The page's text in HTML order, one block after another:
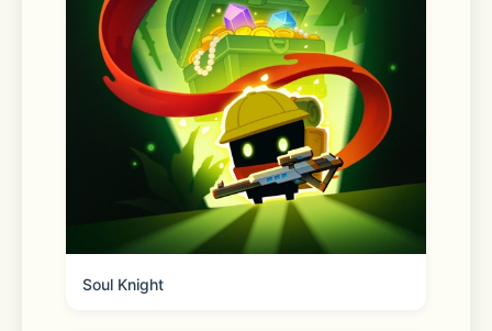
5.【轻松休闲玩法，随心玩转掌指】
简单轻松操作，有爱的游戏体验。
战斗系统轻松易上手，刀剑锻造育成十分
简单。收集资源，获得经验！随时培养属
于你的最强刀剑部队！
能体验到与刀剑男士朝夕相处的真实感。
Soul Knight